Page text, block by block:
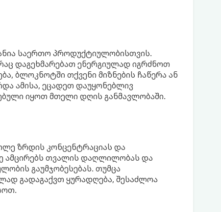
საერთო პროდუქტიულობისთვის.
დაგეხმარებათ ენერგიულად იგრძნოთ
ბლოკნოტში თქვენი მიზნების ჩაწერა ან
ამისა, ეცადეთ დაუყონებლივ
იყოთ მთელი დღის განმავლობაში.
ზრდის კონცენტრაციას და
ამცირებს თვალის დაღლილობას და
გაუმჯობესებას. თუმცა
გადაგაქვთ ყურადღება, შესაძლოა